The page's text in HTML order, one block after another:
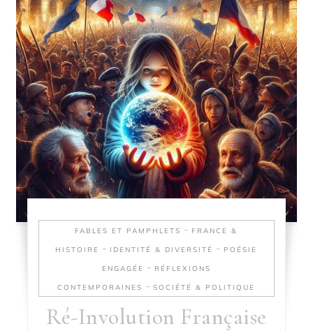
FABLES ET PAMPHLETS - FRANCE &
HISTOIRE - IDENTITÉ & DIVERSITÉ - POÉSIE
ENGAGÉE - RÉFLEXIONS
CONTEMPORAINES -SOCIÉTÉ & POLITIQUE
Ré-Involution Française